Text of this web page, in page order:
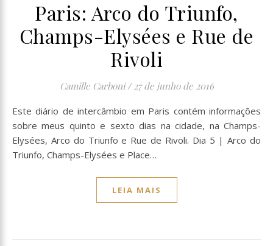
Paris: Arco do Triunfo,
Champs-Elysées e Rue de
Rivoli
Camille Carboni / 27 de junho de 2016
Este diário de intercâmbio em Paris contém informações
sobre meus quinto e sexto dias na cidade, na Champs-
Elysées, Arco do Triunfo e Rue de Rivoli. Dia 5 | Arco do
Triunfo, Champs-Elysées e Place…
LEIA MAIS